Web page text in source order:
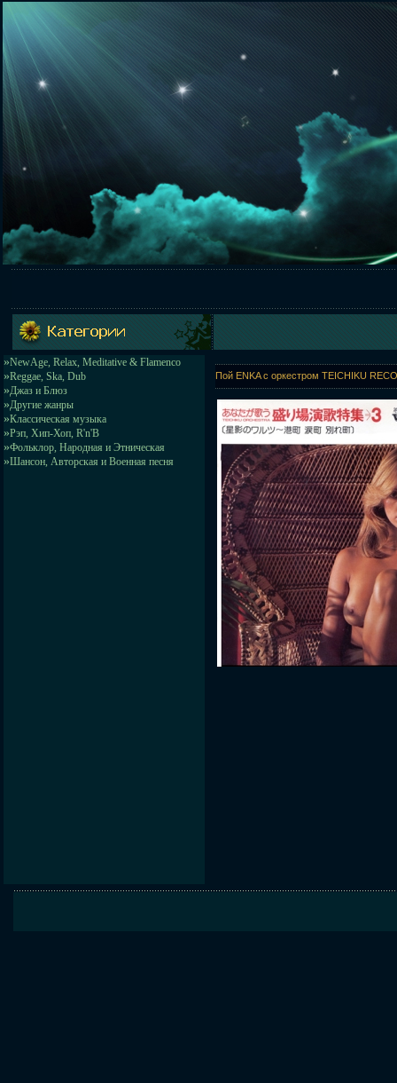
»NewAge, Relax, Meditative & Flamenco
»Reggae, Ska, Dub
»Джаз и Блюз
»Другие жанры
»Классическая музыка
»Рэп, Хип-Хоп, R'n'B
»Фольклор, Народная и Этническая
»Шансон, Авторская и Военная песня
Пой ENKA с оркестром TEICHIKU